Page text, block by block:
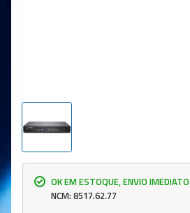
OK EM ESTOQUE, ENVIO IMEDIATO
NCM: 8517.62.77